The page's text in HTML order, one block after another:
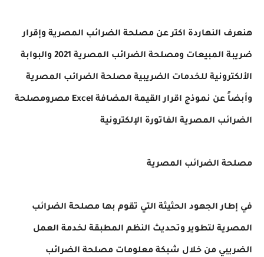
هنعرف النهاردة اكتر عن مصلحة الضرائب المصرية وإقرار
ضريبة المبيعات ومصلحة الضرائب المصرية 2021 والبوابة
الألكترونية للخدمات الضريبية مصلحة الضرائب المصرية
وأبضاً عن نموذج اقرار القيمة المضافة Excel مصرومصلحة
الضرائب المصرية الفاتورة الإلكترونية
مصلحة الضرائب المصرية
في إطار الجهود الحثيثة التي تقوم بها مصلحة الضرائب
المصرية لتطوير وتحديث النظم المطبقة لخدمة العمل
الضريبي من خلال شبكة معلومات مصلحة الضرائب